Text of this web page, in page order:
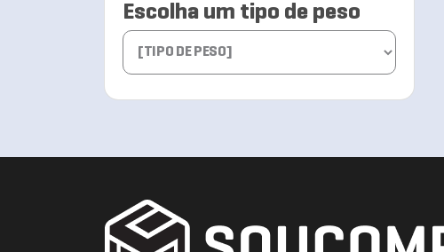
Escolha um tipo de peso